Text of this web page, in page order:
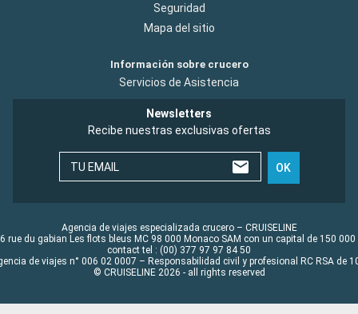
Seguridad
Mapa del sitio
Información sobre crucero
Servicios de Asistencia
Newsletters
Recibe nuestras exclusivas ofertas
TU EMAIL OK
Agencia de viajes especializada crucero – CRUISELINE
rue du gabian Les flots bleus MC 98 000 Monaco SAM con un capital de 150 000
contact tel : (00) 377 97 97 84 50
de viajes n° 006 02 0007 – Responsabilidad civil y profesional RC RSA de
© CRUISELINE 2026 - all rights reserved